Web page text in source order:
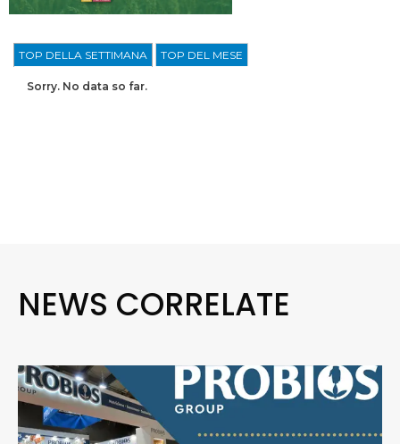
TOP DELLA SETTIMANA TOP DEL MESE
Sorry. No data so far.
NEWS CORRELATE